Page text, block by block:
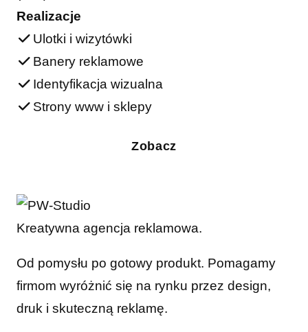
Realizacje
Ulotki i wizytówki
Banery reklamowe
Identyfikacja wizualna
Strony www i sklepy
Zobacz
Kreatywna agencja reklamowa.
Od pomysłu po gotowy produkt. Pomagamy
firmom wyróżnić się na rynku przez design,
druk i skuteczną reklamę.